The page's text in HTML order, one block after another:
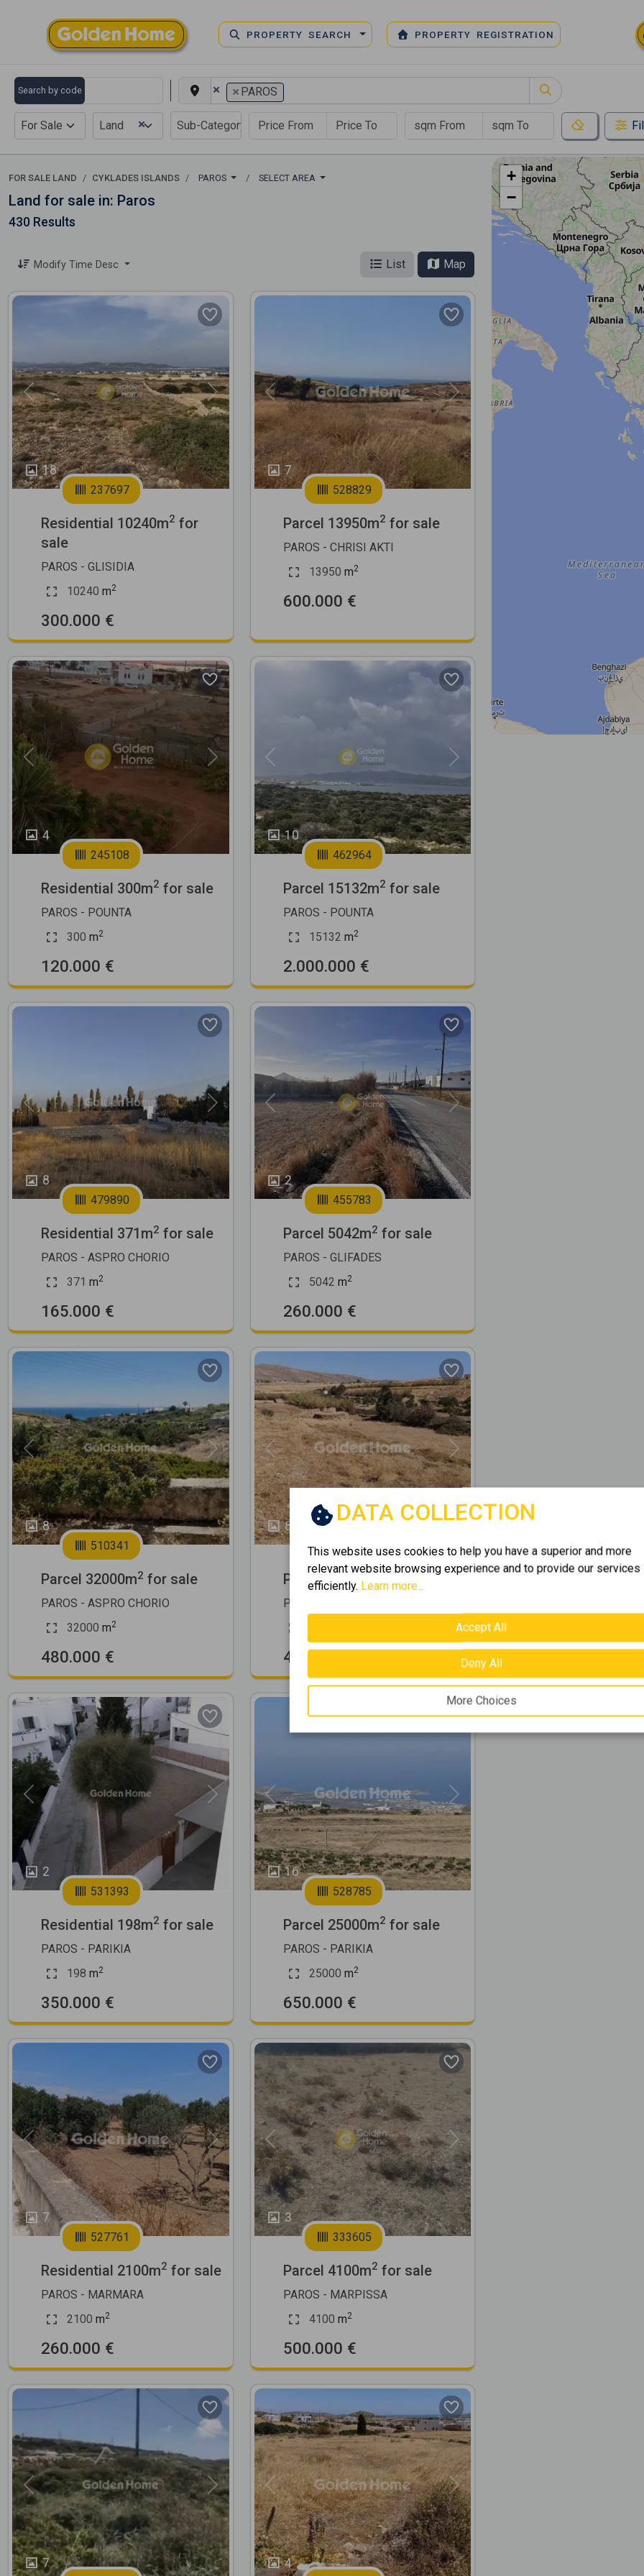
PROPERTY SEARCH PROPERTY REGISTRATION
Search by code × × PAROS
For Sale ×
Land
FOR SALE LAND CYKLADES ISLANDS PAROS SELECT AREA
Land for sale in: Paros
430 Results
Modify Time Desc List Map
18
Previous Next
237697
Residential 10240m2 for
sale
PAROS - GLISIDIA
10240 m2
300.000 €
7
Previous Next
528829
Parcel 13950m2 for sale
PAROS - CHRISI AKTI
13950 m2
600.000 €
4
Previous Next
245108
Residential 300m2 for sale
PAROS - POUNTA
300 m2
120.000 €
10
Previous Next
462964
Parcel 15132m2 for sale
PAROS - POUNTA
15132 m2
2.000.000 €
8
Previous Next
479890
Residential 371m2 for sale
PAROS - ASPRO CHORIO
371 m2
165.000 €
2
Previous Next
455783
Parcel 5042m2 for sale
PAROS - GLIFADES
5042 m2
260.000 €
8
Previous Next
510341
Parcel 32000m2 for sale
PAROS - ASPRO CHORIO
32000 m2
480.000 €
8
Previous Next
531453
Parcel 13700m2for sale
PAROS - MARPISSA
430.000 €
2
Previous Next
531393
Residential 198m2 for sale
PAROS - PARIKIA
198 m2
350.000 €
16
Previous Next
528785
Parcel 25000m2 for sale
PAROS - PARIKIA
25000 m2
650.000 €
7
Previous Next
527761
Residential 2100m2 for sale
PAROS - MARMARA
2100 m2
260.000 €
3
Previous Next
333605
Parcel 4100m2 for sale
PAROS - MARPISSA
4100 m2
500.000 €
7
Previous Next
4
Previous Next
+
−
DATA COLLECTION
This website uses cookies to help you have a superior and more
relevant website browsing experience and to provide our services
efficiently. Learn more...
Accept All
Deny All
More Choices